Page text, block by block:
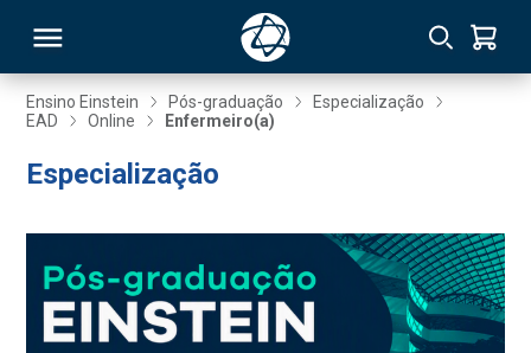
Ensino Einstein Pós-graduação
Especialização
EAD
Online Enfermeiro(a)
Especialização